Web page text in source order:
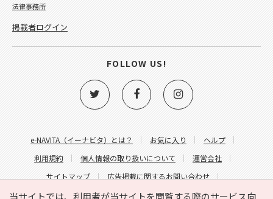
当サイトでは、利用者が当サイトを閲覧する際のサービス向
e-NAVITA（イーナビタ）とは？ お気に入り
ヘルプ
利用規約
個人情報の取り扱いについて
運営会社
サイトマップ
広告掲載に関するお問い合わせ
サイトの内容に関するお問い合わせ
法律事務所
掲載者ログイン
FOLLOW US!